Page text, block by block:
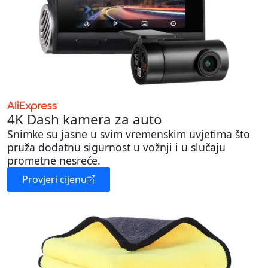
4K Dash kamera za auto
Snimke su jasne u svim vremenskim uvjetima što
pruža dodatnu sigurnost u vožnji i u slučaju
prometne nesreće.
Provjeri cijenu